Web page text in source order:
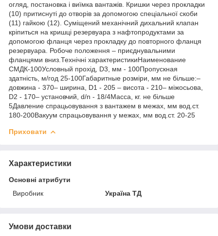
огляд, постановка і виїмка вантажів. Кришки через прокладки
(10) притиснуті до отворів за допомогою спеціальної скоби
(11) гайкою (12). Суміщений механічний дихальний клапан
кріпиться на кришці резервуара з нафтопродуктами за
допомогою фланця через прокладку до повторного фланця
резервуара. Робоче положення – приєднувальними
фланцями вниз.Технічні характеристикиНаименование
СМДК-100Условный прохід, D3, мм - 100Пропускная
здатність, м/год 25-100Габаритные розміри, мм не більше:–
довжина - 370– ширина, D1 - 205 – висота - 210– міжосьова,
D2 - 170– установчий, d/n - 18/4Масса, кг. не більше
5Давление спрацьовування з вантажем в межах, мм вод.ст.
180-200Вакуум спрацьовування у межах, мм вод.ст. 20-25
Приховати
Характеристики
Основні атрибути
Виробник
Україна ТД
Умови доставки